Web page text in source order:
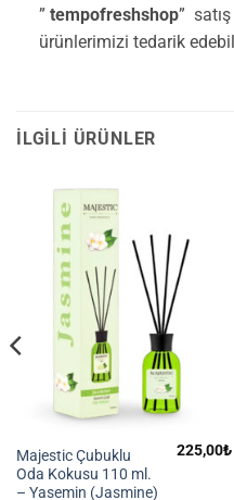
” tempofreshshop”
ürünlerimizi tedarik
İLGILI ÜRÜNLER
Majestic Çubuklu
Oda Kokusu 110 ml.
– Yasemin (Jasmine)
225,00₺